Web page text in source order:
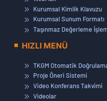
Kurumsal Kimlik Klavuzu
Kurumsal Sunum Formatı
Taşınmaz Değerleme
HIZLI MENÜ
TKGM Otomatik
Proje Öneri Sistemi
Video Konferans Takvimi
Videolar